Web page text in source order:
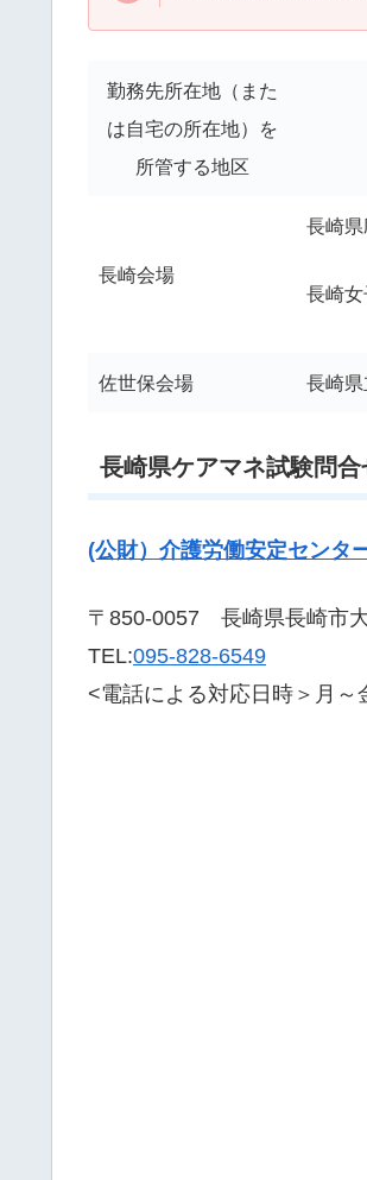
勤務先所在地（また
は自宅の所在地）を
所管する地区
長崎会場
長崎県
長崎女
佐世保会場 長崎県
長崎県ケアマネ試験問
(公財）介護労働安定セン
〒850-0057 長崎県長崎市
TEL:095-828-6549
<電話による対応日時＞月